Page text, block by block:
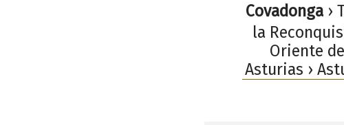
Covadonga›
la
Oriente
Asturias ›